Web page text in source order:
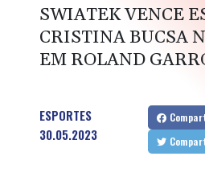
SWIATEK VENCE
CRISTINA BUCSA
EM ROLAND
ESPORTES
30.05.2023